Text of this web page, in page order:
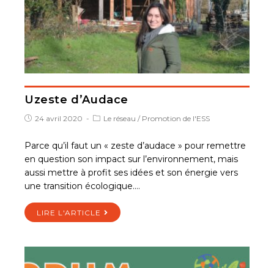
Uzeste d’Audace
24 avril 2020 Le réseau / Promotion de l'ESS
Parce qu’il faut un « zeste d’audace » pour remettre
en question son impact sur l’environnement, mais
aussi mettre à profit ses idées et son énergie vers
une transition écologique.…
LIRE L'ARTICLE